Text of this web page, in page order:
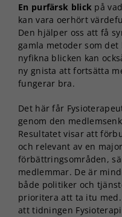
En purfärsk blick på
kan vara oerhört
Den hjälper oss att få
gamla metoder som det
nyfikna blicken kan
ny gnista att fortsätta
fungerar bra.
Det här får
genom den
Resultatet visar att
och relevant av en
förbättringsområden,
medlemmar. De är
både politiker och
prioritera att ta itu med.
att tidningen